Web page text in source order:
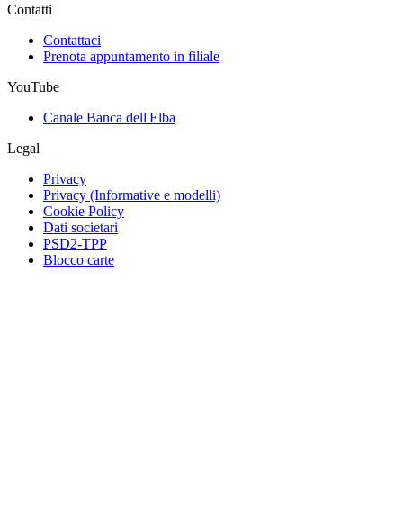
Contatti
Contattaci
Prenota appuntamento in filiale
YouTube
Canale Banca dell'Elba
Legal
Privacy
Privacy (Informative e modelli)
Cookie Policy
Dati societari
PSD2-TPP
Blocco carte